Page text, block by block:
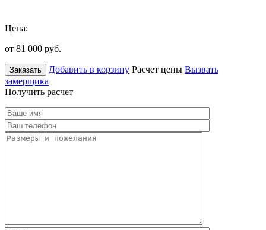
Цена:
от 81 000 руб.
Заказать Добавить в корзину Расчет цены Вызвать
замерщика
Получить расчет